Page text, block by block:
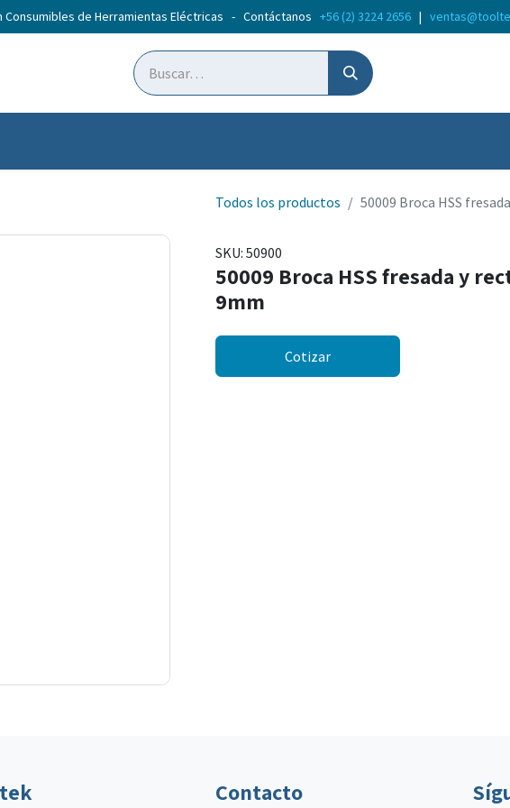
Consumibles de Herramientas Eléctricas - Contáctanos +56 (2) 3224 2656 |
Todos los productos 50009 Broca HSS
SKU: 50900
50009 Broca HSS fresada y
9mm
Cotizar
Contacto